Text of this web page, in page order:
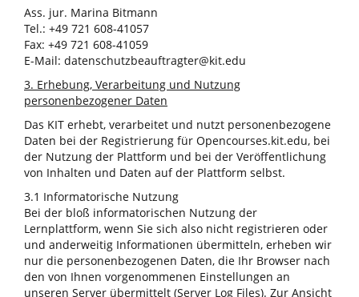
Ass. jur. Marina Bitmann
Tel.: +49 721 608-41057
Fax: +49 721 608-41059
E-Mail: datenschutzbeauftragter@kit.edu
3. Erhebung, Verarbeitung und Nutzung
personenbezogener Daten
Das KIT erhebt, verarbeitet und nutzt personenbezogene
Daten bei der Registrierung für Opencourses.kit.edu, bei
der Nutzung der Plattform und bei der Veröffentlichung
von Inhalten und Daten auf der Plattform selbst.
3.1 Informatorische Nutzung
Bei der bloß informatorischen Nutzung der
Lernplattform, wenn Sie sich also nicht registrieren oder
und anderweitig Informationen übermitteln, erheben wir
nur die personenbezogenen Daten, die Ihr Browser nach
den von Ihnen vorgenommenen Einstellungen an
unseren Server übermittelt (Server Log Files). Zur Ansicht